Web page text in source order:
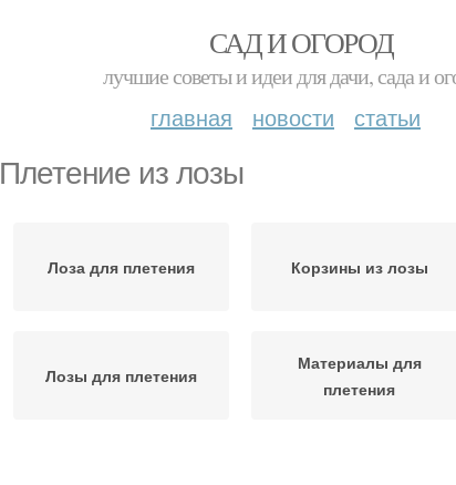
САД И ОГОРОД
лучшие советы и идеи для дачи, сада и
главная новости статьи
Плетение из лозы
Лоза для плетения Корзины из лозы
Лозы для плетения
Материалы для
плетения